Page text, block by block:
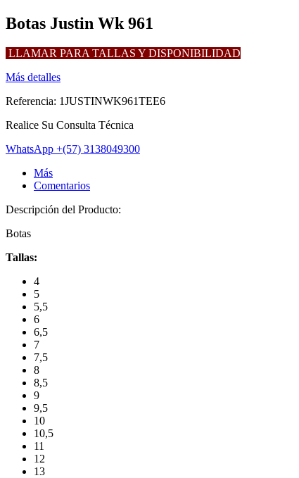
Botas Justin Wk 961
LLAMAR PARA TALLAS Y DISPONIBILIDAD
Más detalles
Referencia: 1JUSTINWK961TEE6
Realice Su Consulta Técnica
WhatsApp +(57) 3138049300
Más
Comentarios
Descripción del Producto:
Botas
Tallas:
4
5
5,5
6
6,5
7
7,5
8
8,5
9
9,5
10
10,5
11
12
13